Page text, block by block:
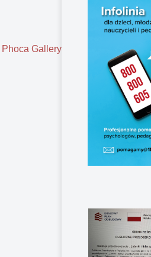
Phoca Gallery